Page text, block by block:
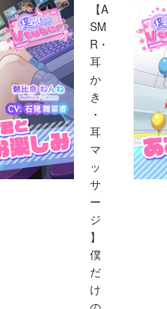
【A
SM
R・
耳
か
き
・
耳
マ
ッ
サ
ー
ジ
】
僕
だ
け